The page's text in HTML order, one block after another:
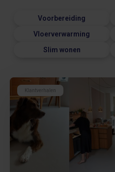
Voorbereiding
Vloerverwarming
Slim wonen
Klantverhalen